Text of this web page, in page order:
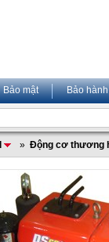
Bảo mật Bảo hành
» Động cơ thương